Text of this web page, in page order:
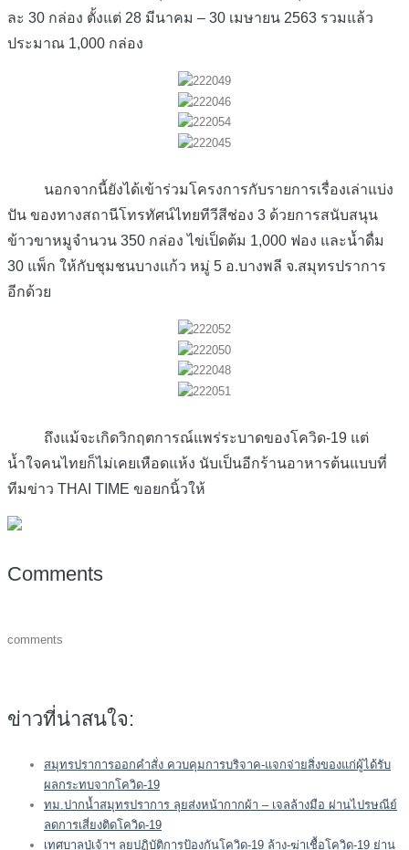
ละ 30 กล่อง ตั้งแต่ 28 มีนาคม – 30 เมษายน 2563 รวมแล้ว
ประมาณ 1,000 กล่อง
นอกจากนี้ยังได้เข้าร่วมโครงการกับรายการเรื่องเล่าแบ่ง
ปัน ของทางสถานีโทรทัศน์ไทยทีวีสีช่อง 3 ด้วยการสนับสนุน
ข้าวขาหมูจำนวน 350 กล่อง ไข่เป็ดต้ม 1,000 ฟอง และน้ำดื่ม
30 แพ็ก ให้กับชุมชนบางแก้ว หมู่ 5 อ.บางพลี จ.สมุทรปราการ
อีกด้วย
ถึงแม้จะเกิดวิกฤตการณ์แพร่ระบาดของโควิด-19 แต่
น้ำใจคนไทยก็ไม่เคยเหือดแห้ง นับเป็นอีกร้านอาหารต้นแบบที่
ทีมข่าว THAI TIME ขอยกนิ้วให้
Comments
comments
ข่าวที่น่าสนใจ:
สมุทรปราการออกคำสั่ง ควบคุมการบริจาค-แจกจ่ายสิ่งของแก่ผู้ได้รับ
ผลกระทบจากโควิด-19
ทม.ปากน้ำสมุทรปราการ ลุยส่งหน้ากากผ้า – เจลล้างมือ ผ่านไปรษณีย์
ลดการเสี่ยงติดโควิด-19
เทศบาลปู่เจ้าฯ ลุยปฏิบัติการป้องกันโควิด-19 ล้าง-ฆ่าเชื้อโควิด-19 ย่าน